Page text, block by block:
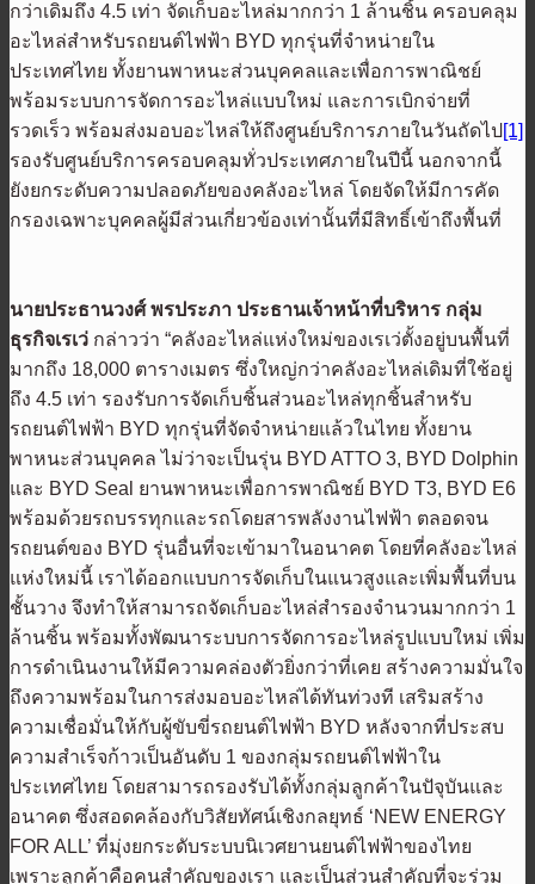
กว่าเดิมถึง 4.5 เท่า จัดเก็บอะไหล่มากกว่า 1 ล้านชิ้น ครอบคลุม
อะไหล่สำหรับรถยนต์ไฟฟ้า BYD ทุกรุ่นที่จำหน่ายใน
ประเทศไทย ทั้งยานพาหนะส่วนบุคคลและเพื่อการพาณิชย์
พร้อมระบบการจัดการอะไหล่แบบใหม่ และการเบิกจ่ายที่
รวดเร็ว พร้อมส่งมอบอะไหล่ให้ถึงศูนย์บริการภายในวันถัดไป [1]
รองรับศูนย์บริการครอบคลุมทั่วประเทศภายในปีนี้ นอกจากนี้
ยังยกระดับความปลอดภัยของคลังอะไหล่ โดยจัดให้มีการคัด
กรองเฉพาะบุคคลผู้มีส่วนเกี่ยวข้องเท่านั้นที่มีสิทธิ์เข้าถึงพื้นที่
นายประธานวงศ์ พรประภา ประธานเจ้าหน้าที่บริหาร กลุ่ม
ธุรกิจเรเว่ กล่าวว่า “คลังอะไหล่แห่งใหม่ของเรเว่ตั้งอยู่บนพื้นที่
มากถึง 18,000 ตารางเมตร ซึ่งใหญ่กว่าคลังอะไหล่เดิมที่ใช้อยู่
ถึง 4.5 เท่า รองรับการจัดเก็บชิ้นส่วนอะไหล่ทุกชิ้นสำหรับ
รถยนต์ไฟฟ้า BYD ทุกรุ่นที่จัดจำหน่ายแล้วในไทย ทั้งยาน
พาหนะส่วนบุคคล ไม่ว่าจะเป็นรุ่น BYD ATTO 3, BYD Dolphin
และ BYD Seal ยานพาหนะเพื่อการพาณิชย์ BYD T3, BYD E6
พร้อมด้วยรถบรรทุกและรถโดยสารพลังงานไฟฟ้า ตลอดจน
รถยนต์ของ BYD รุ่นอื่นที่จะเข้ามาในอนาคต โดยที่คลังอะไหล่
แห่งใหม่นี้ เราได้ออกแบบการจัดเก็บในแนวสูงและเพิ่มพื้นที่บน
ชั้นวาง จึงทำให้สามารถจัดเก็บอะไหล่สำรองจำนวนมากกว่า 1
ล้านชิ้น พร้อมทั้งพัฒนาระบบการจัดการอะไหล่รูปแบบใหม่ เพิ่ม
การดำเนินงานให้มีความคล่องตัวยิ่งกว่าที่เคย สร้างความมั่นใจ
ถึงความพร้อมในการส่งมอบอะไหล่ได้ทันท่วงที เสริมสร้าง
ความเชื่อมั่นให้กับผู้ขับขี่รถยนต์ไฟฟ้า BYD หลังจากที่ประสบ
ความสำเร็จก้าวเป็นอันดับ 1 ของกลุ่มรถยนต์ไฟฟ้าใน
ประเทศไทย โดยสามารถรองรับได้ทั้งกลุ่มลูกค้าในปัจุบันและ
อนาคต ซึ่งสอดคล้องกับวิสัยทัศน์เชิงกลยุทธ์ ‘NEW ENERGY
FOR ALL’ ที่มุ่งยกระดับระบบนิเวศยานยนต์ไฟฟ้าของไทย
เพราะลูกค้าคือคนสำคัญของเรา และเป็นส่วนสำคัญที่จะร่วม